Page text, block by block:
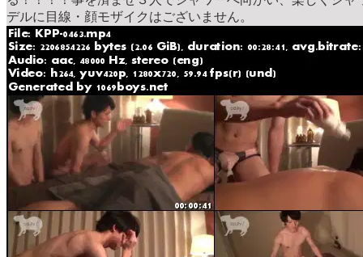
デルに目線・顔モザイクはございません。